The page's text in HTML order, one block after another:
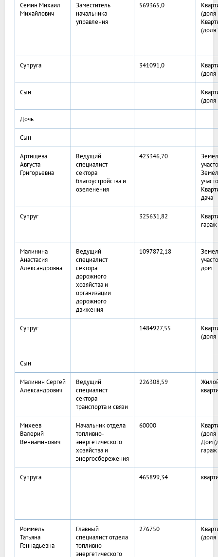
Семин Михаил
Михайлович
Заместитель
начальника
управления
569365,0
Супруга 341091,0
Сын
Дочь
Сын
Артищева
Августа
Григорьевна
Ведущий
специалист
сектора
благоустройства и
озеленения
423346,70
дача
Супруг 325631,82
гараж
Малинина
Анастасия
Александровна
Ведущий
специалист
сектора
дорожного
хозяйства и
организации
дорожного
движения
1097872,18
дом
Супруг 1484927,55
Сын
Малинин Сергей
Александрович
Ведущий
специалист
сектора
транспорта и связи
226308,59
Михеев
Валерий
Вениаминович
Начальник отдела
топливно-
энергетического
хозяйства и
энергосбережения
60000
Дом
гараж
Супруга 465899,34
Роммель
Татьяна
Геннадьевна
Главный
специалист отдела
топливно-
энергетического
276750